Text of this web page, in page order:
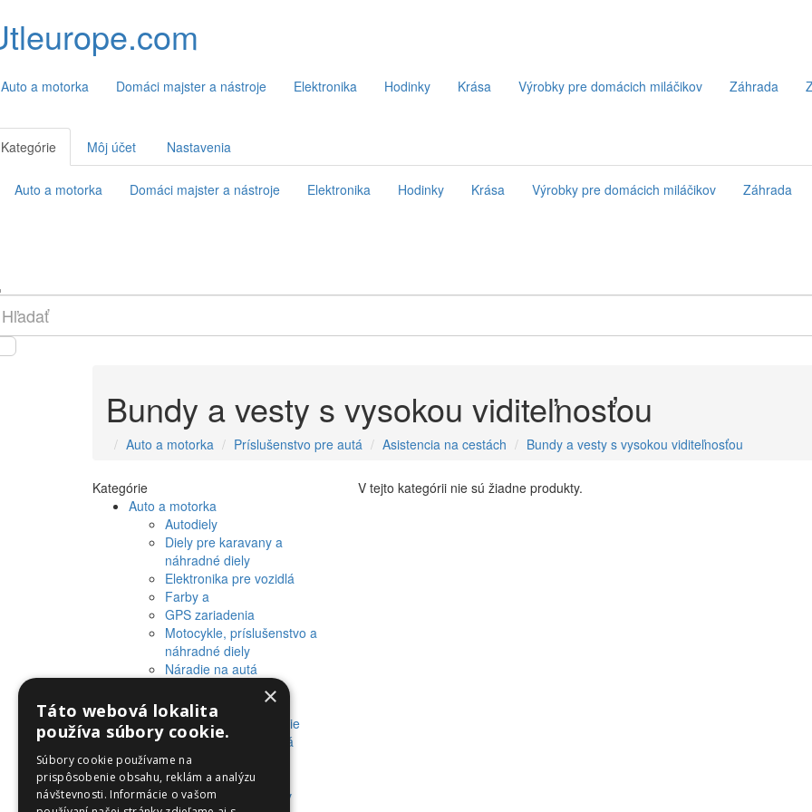
Auto a motorka Domáci majster a nástroje Elektronika Hodinky Krása Výrobky pre domácich miláčikov Záhrada
Kategórie Môj účet Nastavenia
Auto a motorka Domáci majster a nástroje Elektronika Hodinky Krása Výrobky pre domácich miláčikov Záhrada
Bundy a vesty s vysokou viditeľnosťou
Auto a motorka Príslušenstvo pre autá Asistencia na cestách Bundy a vesty s vysokou viditeľnosťou
Kategórie
Auto a motorka
Autodiely
Diely pre karavany a
náhradné diely
Elektronika pre vozidlá
Farby a
GPS zariadenia
Motocykle, príslušenstvo a
náhradné diely
Náradie na autá
Olej a iné tekutiny
Pneumatiky a plášte
Preprava a skladovanie
Príslušenstvo pre autá
Starostlivostí o auto a
motorku
Výrobky pre fanúšikov
V tejto kategórii nie sú žiadne produkty.
×
Táto webová lokalita
používa súbory cookie.
Súbory cookie používame na
prispôsobenie obsahu, reklám a analýzu
návštevnosti. Informácie o vašom